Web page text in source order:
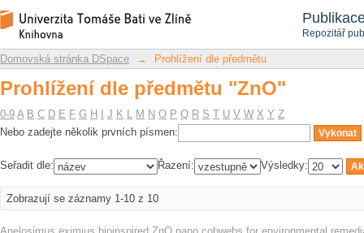
Repozitář
Prohlížení dle předmětu "ZnO"
Repozitář DSpace/Manakin
Domovská stránka DSpace → Prohlížení dle předmětu
Prohlížení dle předmětu "ZnO"
0-9 A B C D E F G H J K L M N O P Q R S T U V W X Y Z
Nebo zadejte několik prvních písmen:
Seřadit dle: Řazení: Výsledky:
Zobrazují se záznamy 1-10 z 10